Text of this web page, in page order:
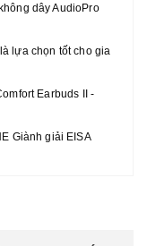
dây AudioPro
lựa chọn tốt cho gia
Earbuds II -
Giành giải EISA